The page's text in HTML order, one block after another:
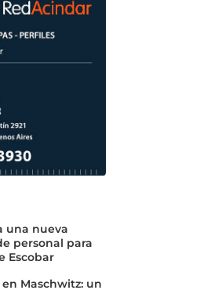
una nueva
personal para
Escobar
Maschwitz: un